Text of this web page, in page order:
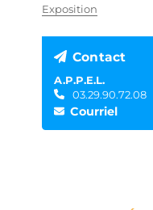
Exposition
Contact
A.P.P.E.L.
03.29.90.72.08
Courriel